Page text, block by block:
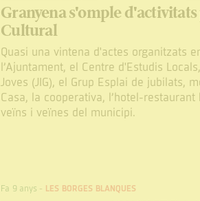
Granyena s'omple
Cultural
Quasi una vintena d'actes organitzats
l’Ajuntament, el Centre d'Estudis
Joves (JIG), el Grup Esplai de jubilats,
Casa, la cooperativa, l’hotel-restaurant
veïns i veïnes del municipi.
Fa 9 anys - LES BORGES BLANQUES